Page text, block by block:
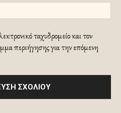
ταχυδρομείο και τον
περιήγησης για την επόμενη